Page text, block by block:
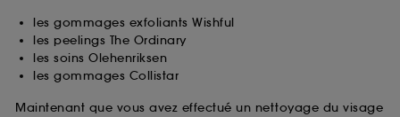
les gommages exfoliants Wishful
les peelings The Ordinary
les soins Olehenriksen
les gommages Collistar
Maintenant que vous avez effectué un nettoyage du visage